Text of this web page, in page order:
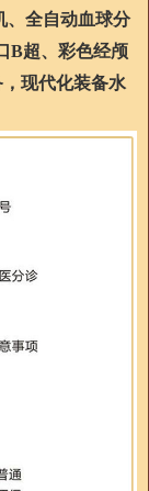
、全自动血球分
B超、彩色经颅
现代化装备水